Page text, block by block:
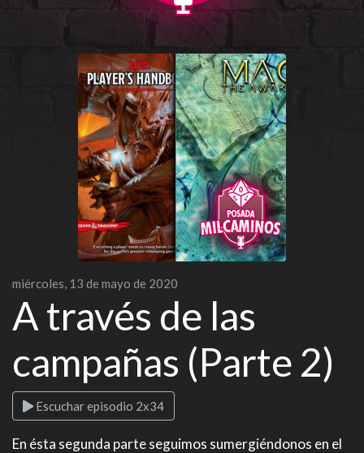
miércoles, 13 de mayo de 2020
A través de las
campañas (Parte 2)
Escuchar episodio 2x34
En ésta segunda parte seguimos sumergiéndonos en el